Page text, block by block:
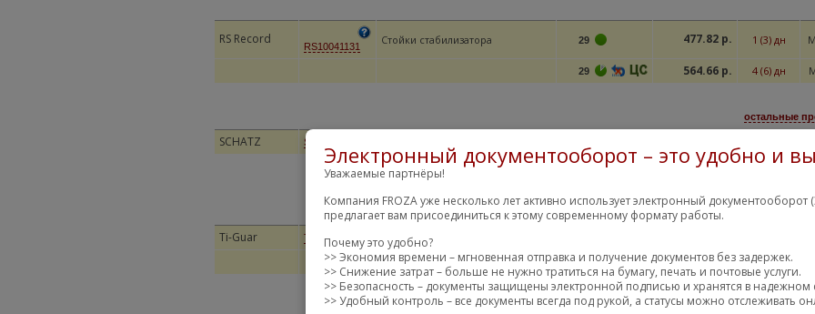
RS Record RS10041131 Стойки стабилизатора 29 477.82 р. 1 (3) дн
29 564.66 р. 4 (6) дн
остальные
SCHATZ S321138
57 1028.89 р. 6 (7) дн
Ti-Guar TGSL002 ТЯГА ПОДВЕСКИ
19 649.80 р. 26 (28) дн
остальные
Электронный документооборот – это удобно и
Уважаемые партнёры!
Компания FROZA уже несколько лет активно использует электронный документооборот
предлагает вам присоединиться к этому современному формату работы.
Почему это удобно?
>> Экономия времени – мгновенная отправка и получение документов без задержек.
>> Снижение затрат – больше не нужно тратиться на бумагу, печать и почтовые услуги.
>> Безопасность – документы защищены электронной подписью и хранятся в надежном
>> Удобный контроль – все документы всегда под рукой, а статусы можно отслеживать